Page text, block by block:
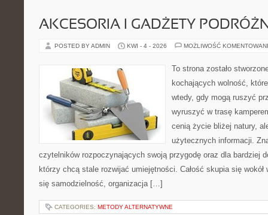
AKCESORIA I GADŻETY
POSTED BY ADMIN KWI - 4 - 2026 MOŻLIWOŚĆ
To strona zostało
kochających wolność,
wtedy, gdy mogą ruszyć
wyruszyć w trasę
cenią życie bliżej natury,
użytecznych informacji.
czytelników rozpoczynających swoją przygodę oraz dla bardziej
którzy chcą stale rozwijać umiejętności. Całość skupia się
się samodzielność, organizacja […]
CATEGORIES: METODY ALTERNATYWNE